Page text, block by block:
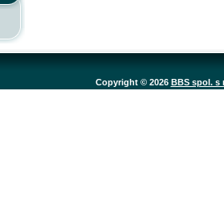
Copyright © 2026 BBS spol. s